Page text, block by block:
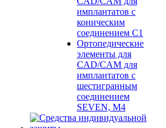
имплантатов с
коническим
соединением С1
Ортопедические
элементы для
CAD/CAM для
имплантатов с
шестигранным
соединением
SEVEN, М4